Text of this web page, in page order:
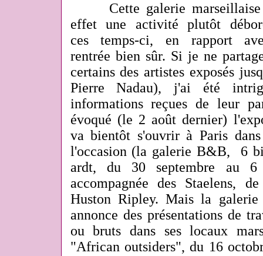
Cette galerie
effet une activité plutôt
ces temps-ci, en rapport
rentrée bien sûr. Si je ne
certains des artistes exposés
Pierre Nadau), j'ai été
informations reçues de leur
évoqué (le 2 août dernier)
va bientôt s'ouvrir à Paris
l'occasion (la galerie B&B, 6
ardt, du 30 septembre au
accompagnée des Staelens,
Huston Ripley. Mais la
annonce des présentations de
ou bruts dans ses locaux
"African outsiders", du 16